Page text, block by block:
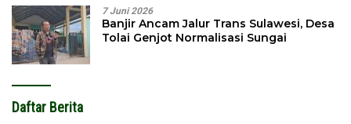
7 Juni 2026
Banjir Ancam Jalur Trans Sulawesi, Desa
Tolai Genjot Normalisasi Sungai
Daftar Berita